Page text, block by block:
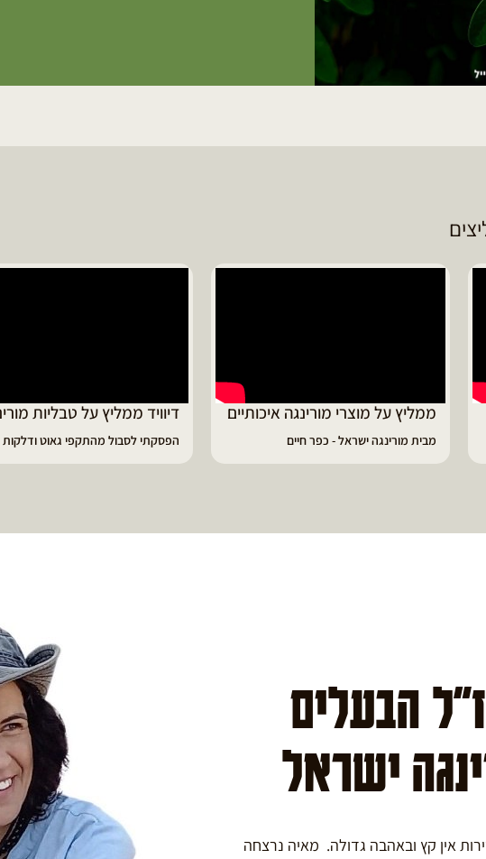
דיוויד ממליץ על טבליות מורינגה
הפסקתי לסבול מהתקפי גאוט ודלקות
מוריה ממליצה
פיתרון מעולה לאמהות ולחיזוק הגוף
הבעלים
ישראל
אין קץ ובאהבה גדולה. מאיה נרצחה